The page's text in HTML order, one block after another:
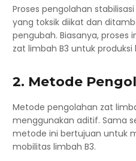
Proses pengolahan
yang toksik diikat dan
pengubah. Biasanya, proses
zat limbah B3 untuk produksi
2. Metode
Metode pengolahan zat
menggunakan aditif. Sama
metode ini bertujuan untuk
mobilitas limbah B3.